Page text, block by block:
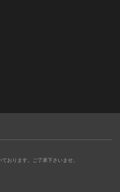
おります。ご了承下さいませ。